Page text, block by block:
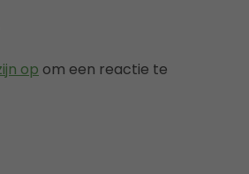
op om een reactie te